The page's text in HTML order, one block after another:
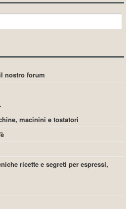
nostro forum
macinini e tostatori
ricette e segreti per espressi,